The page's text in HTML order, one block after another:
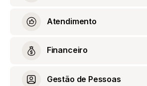
Atendimento
Financeiro
Gestão de Pessoas